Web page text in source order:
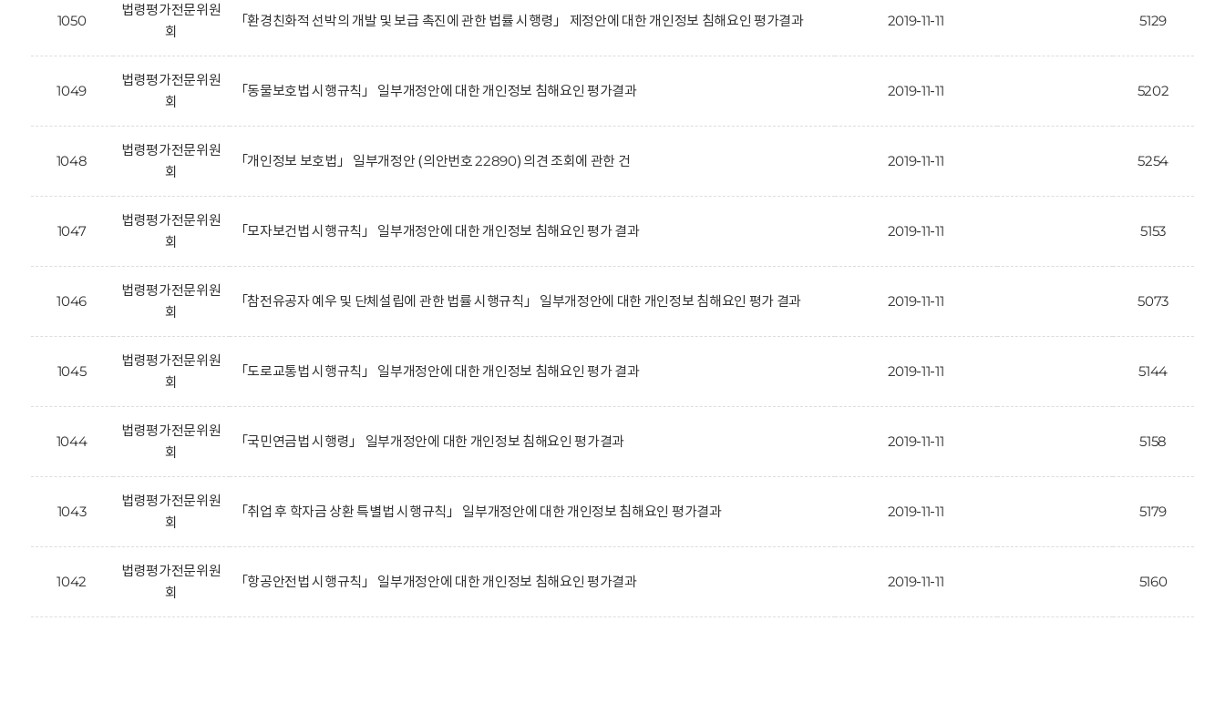
1050
법령평가전문위원
회
「환경친화적 선박의 개발 및 보급 촉진에 관한 법률 시행령」 제정안에 대한 개인정보 침해요인 평가결과 2019-11-11 5129
1049
법령평가전문위원
회
「동물보호법 시행규칙」 일부개정안에 대한 개인정보 침해요인 평가결과 2019-11-11 5202
1048
법령평가전문위원
회
「개인정보 보호법」 일부개정안 (의안번호 22890) 의견 조회에 관한 건 2019-11-11 5254
1047
법령평가전문위원
회
「모자보건법 시행규칙」 일부개정안에 대한 개인정보 침해요인 평가 결과 2019-11-11 5153
1046
법령평가전문위원
회
「참전유공자 예우 및 단체설립에 관한 법률 시행규칙」 일부개정안에 대한 개인정보 침해요인 평가 결과 2019-11-11 5073
1045
법령평가전문위원
회
「도로교통법 시행규칙」 일부개정안에 대한 개인정보 침해요인 평가 결과 2019-11-11 5144
1044
법령평가전문위원
회
「국민연금법 시행령」 일부개정안에 대한 개인정보 침해요인 평가결과 2019-11-11 5158
1043
법령평가전문위원
회
「취업 후 학자금 상환 특별법 시행규칙」 일부개정안에 대한 개인정보 침해요인 평가결과 2019-11-11 5179
1042
법령평가전문위원
회
「항공안전법 시행규칙」 일부개정안에 대한 개인정보 침해요인 평가결과 2019-11-11 5160